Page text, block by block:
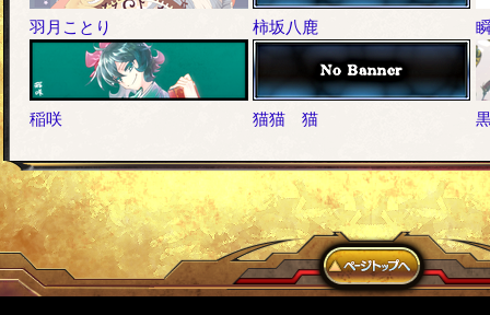
羽月ことり 柿坂八鹿
稲咲 猫猫 猫